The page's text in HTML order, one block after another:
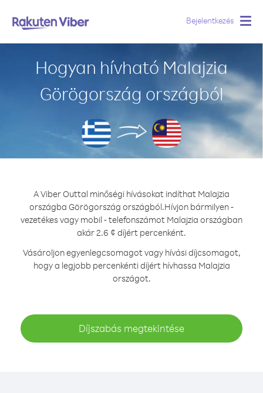
Bejelentkezés
Hogyan hívható Malajzia
Görögország országból
A Viber Outtal minőségi hívásokat indíthat Malajzia
országba Görögország országból.Hívjon bármilyen -
vezetékes vagy mobil - telefonszámot Malajzia országban
akár 2.6 ¢ díjért percenként.
Vásároljon egyenlegcsomagot vagy hívási díjcsomagot,
hogy a legjobb percenkénti díjért hívhassa Malajzia
országot.
Díjszabás megtekintése